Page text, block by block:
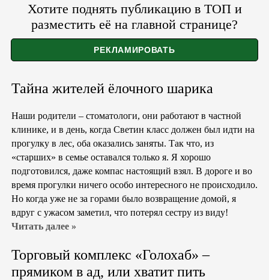
Хотите поднять публикацию в ТОП и
разместить её на главной странице?
Тайна жителей ёлочного шарика
Наши родители – стоматологи, они работают в частной
клинике, и в день, когда Светин класс должен был идти на
прогулку в лес, оба оказались заняты. Так что, из
«старших» в семье оставался только я. Я хорошо
подготовился, даже компас настоящий взял. В дороге и во
время прогулки ничего особо интересного не происходило.
Но когда уже не за горами было возвращение домой, я
вдруг с ужасом заметил, что потерял сестру из виду!
Читать далее »
Торговый комплекс «Голохаб» –
прямиком в ад, или хватит пить